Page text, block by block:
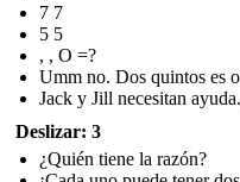
7 7
5 5
, , O =?
Umm no. Dos quintos es
Jack y Jill necesitan
Deslizar: 3
¿Quién tiene la razón?